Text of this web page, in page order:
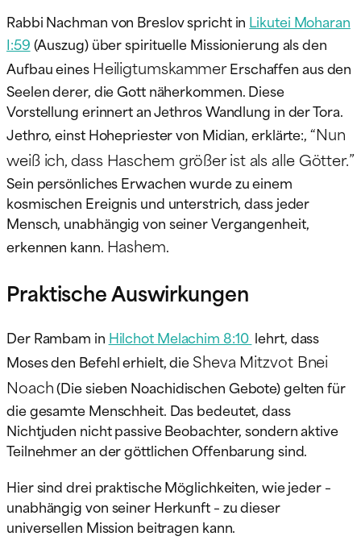
Rabbi Nachman von Breslov spricht in Likutei Moharan
I:59(Auszug) über spirituelle Missionierung als den
Aufbau einesHeiligtumskammerErschaffen aus den
Seelen derer, die Gott näherkommen. Diese
Vorstellung erinnert an Jethros Wandlung in der Tora.
Jethro, einst Hohepriester von Midian, erklärte:,“Nun
weiß ich, dass Haschem größer ist als alle Götter.”
Sein persönliches Erwachen wurde zu einem
kosmischen Ereignis und unterstrich, dass jeder
Mensch, unabhängig von seiner Vergangenheit,
erkennen kann. Hashem.
Praktische Auswirkungen
Der Rambam in Hilchot Melachim 8:10 lehrt, dass
Moses den Befehl erhielt, dieSheva Mitzvot Bnei
Noach(Die sieben Noachidischen Gebote) gelten für
die gesamte Menschheit. Das bedeutet, dass
Nichtjuden nicht passive Beobachter, sondern aktive
Teilnehmer an der göttlichen Offenbarung sind.
Hier sind drei praktische Möglichkeiten, wie jeder –
unabhängig von seiner Herkunft – zu dieser
universellen Mission beitragen kann.